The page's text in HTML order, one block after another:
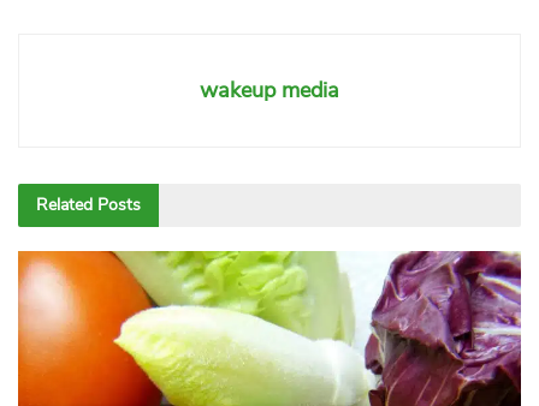
wakeup media
Related Posts